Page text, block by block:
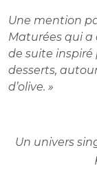
Une mention
Maturées qui a
de suite inspiré
desserts,
d’olive. »
Un univers